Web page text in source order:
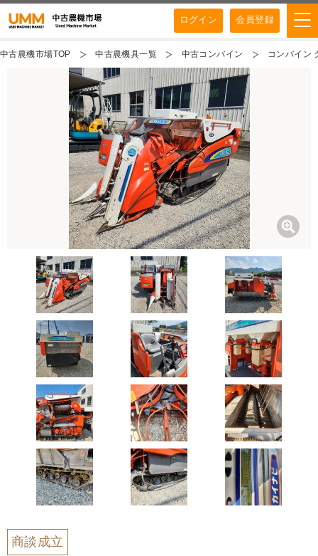
ログイン 会員登録
中古農機市場TOP 中古農機具一覧 中古コンバイン コンバイン
商談成立